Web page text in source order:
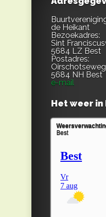
de Heikant
Bezoekadres:
Sint
5684 LZ Best
Postadres:
Oirschotseweg
5684 NH Best
e-mail
Het weer in
Best